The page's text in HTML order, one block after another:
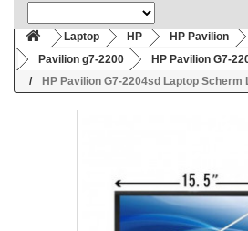
Laptop HP HP Pavilion
Pavilion g7-2200
HP Pavilion G7-
HP Pavilion G7-2204sd Laptop Scherm